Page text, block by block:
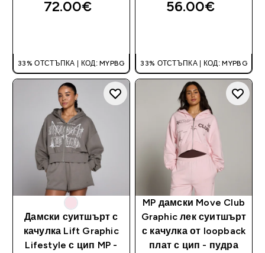
72.00€‎
33% ОТСТЪПКА | КОД: MYPBG
56.00€‎
33% ОТСТЪПКА | КОД: MYPBG
Дамски суитшърт с
качулка Lift Graphic
Lifestyle с цип MP -
MP дамски Move Club
Graphic лек суитшърт
с качулка от loopback
плат с цип - пудра